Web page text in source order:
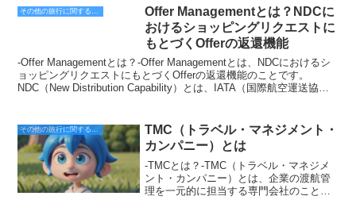
ために継続的に改善を行う12. クレジット
カード盗難による被害を賠償する
PCIDSSは、クレジットカード業界のセ
キュリティ基準であり、クレジットカー
ド番号や顧客の個人情報を保護するため
に、カード情報を扱う企業や組織が遵守
することが求められています。PCIDSS
を確保することができます。
には、旅行先を予約する際には、その場所の詳細情報を必ず確認しま
しょう。また、旅行先に関する情報を提供しているウェブサイトやガ
イドブックを事前にチェックしておくと、SNBLの回避に役立ちま
す。さらに、旅行先を予約する際には、その場所の地図や写真などを
確認しておくと、SNBLを回避する確率を高めることができます。
ることができます。ワンワールドは、乗客にシームレスで快適な旅行
を提供しており、世界中を旅するビジネスマンや観光客に人気です。
ワンワールドの加盟航空会社は、定期的に会議を開いて、アライアン
スの運営や加盟航空会社の提携を強化するための施策について話し合
っています。ワンワールドは、加盟航空会社間の提携を強化し、乗客
にシームレスで快適な旅行を提供するという目的を達成するために、
今後も努力を続けていくことでしょう。
社Aが東京から大阪への便を運航していて、その便の空席が10席ある
としましょう。このとき、航空会社Aは航空会社Bに「東京から大阪
への便の空席が10席あります」という情報を提供します。航空会社B
は、この情報をもとに、自社の顧客に東京から大阪への航空券を販売
することができます。また、航空会社はYYコードを利用して、自社
の顧客に航空券をより安価に提供することができます。例えば、航空
会社Aが東京から大阪への格安航空券を販売しているとしましょう。
このとき、航空会社Aは航空会社Bに「東京から大阪への格安航空券
報をもとに、自社の顧客に東京から大阪への航空券を格安で販売する
ことができます。このように、YYコードは航空会社同士が空席情報
を効率よく管理し、自社の顧客に航空券をより安価に提供することを
可能にする便利なシステムです。
Offer Managementとは？NDCに
おけるショッピングリクエストに
もとづくOfferの返還機能
-Offer Managementとは？-Offer Managementとは、NDCにおけるシ
ョッピングリクエストにもとづくOfferの返還機能のことです。
NDC（New Distribution Capability）とは、IATA（国際航空運送協
理店がより効率的かつ効果的にデータを交換できるようになります。
Offer Managementは、NDCのショッピングリクエストにもとづい
て、航空会社から旅行代理店にOfferを返還する機能です。Offerに
は、フライトスケジュール、運賃、空席状況などの情報が含まれてい
ます。旅行代理店は、Offerを受け取った後、顧客にフライトを販売
することができます。Offer Managementを利用することで、旅行代
その他の旅行に関する用語
TMC（トラベル・マネジメント・
カンパニー）とは
-TMCとは？-TMC（トラベル・マネジメ
ント・カンパニー）とは、企業の渡航管
理を一元的に担当する専門会社のことで